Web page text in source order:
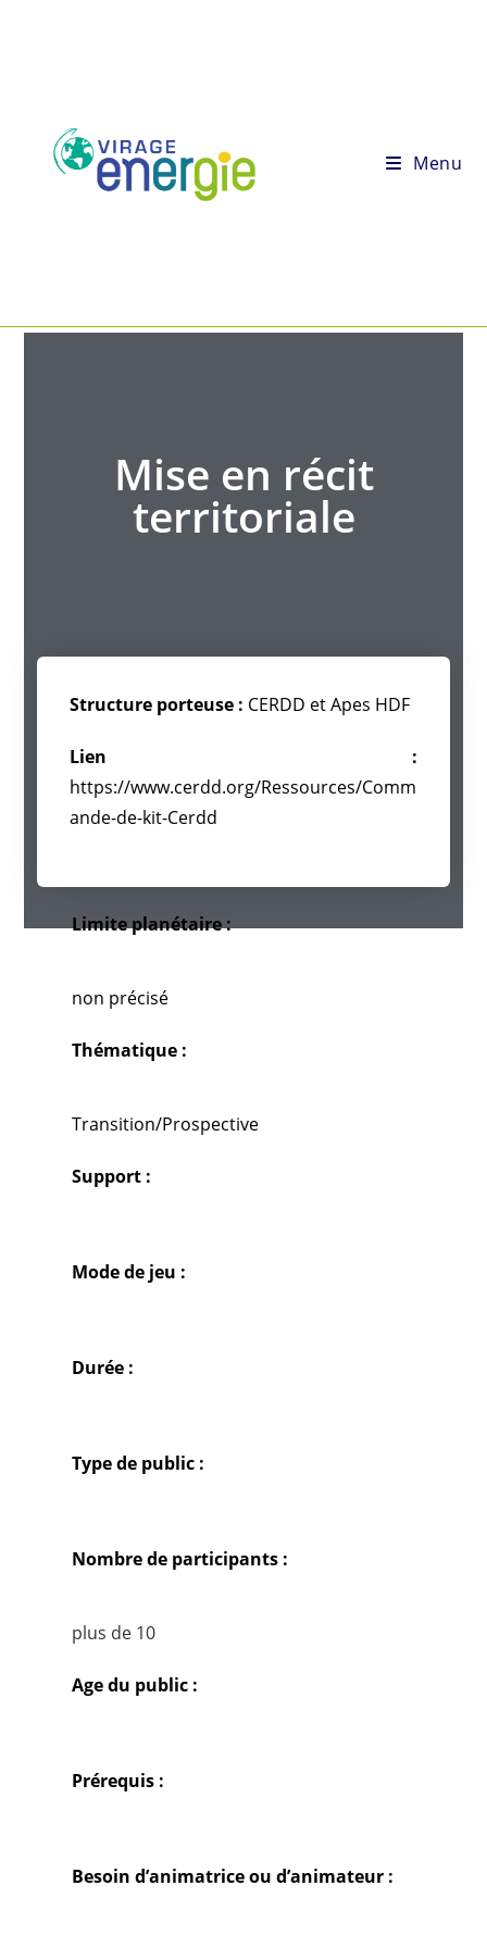
Menu
Mise en récit
territoriale
Structure porteuse : CERDD et Apes HDF
Lien :
https://www.cerdd.org/Ressources/Comm
ande-de-kit-Cerdd
Limite planétaire :
non précisé
Thématique :
Transition/Prospective
Support :
Mode de jeu :
Durée :
Type de public :
Nombre de participants :
plus de 10
Age du public :
Prérequis :
Besoin d’animatrice ou d’animateur :